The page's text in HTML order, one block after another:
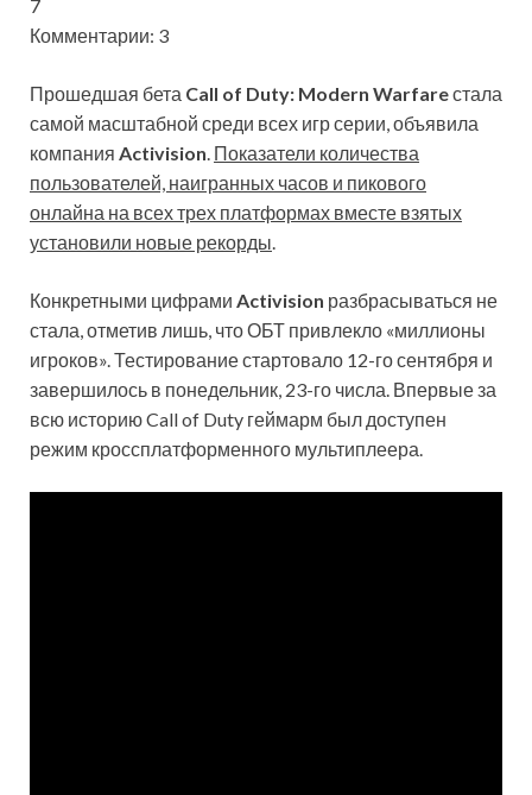
7
Комментарии: 3
Прошедшая бета Call of Duty: Modern Warfareстала
самой масштабной среди всех игр серии, объявила
компания Activision Показатели количества
пользователей, наигранных часов и пикового
онлайна на всех трех платформах вместе взятых
установили новые рекорды
Конкретными цифрами Activision разбрасываться не
стала, отметив лишь, что ОБТ привлекло «миллионы
игроков». Тестирование стартовало 12-го сентября и
завершилось в понедельник, 23-го числа. Впервые за
всю историю Call of Duty геймарм был доступен
режим кроссплатформенного мультиплеера.